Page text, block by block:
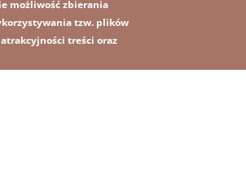
możliwość zbierania
tzw. plików
treści oraz